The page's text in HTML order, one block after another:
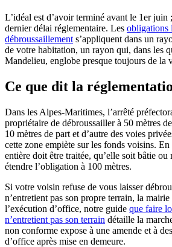
L’idéal est d’avoir terminé avant le 1er
dernier délai réglementaire. Les obligations
débroussaillement s’appliquent dans un
de votre habitation, un rayon qui, dans les
Mandelieu, englobe presque toujours de la
Ce que dit la
Dans les Alpes-Maritimes, l’arrêté
propriétaire de débroussailler à 50 mètres
10 mètres de part et d’autre des voies
cette zone empiète sur les fonds voisins.
entière doit être traitée, qu’elle soit bâtie ou
étendre l’obligation à 100 mètres.
Si votre voisin refuse de vous laisser
n’entretient pas son propre terrain, la
l’exécution d’office, notre guide que faire
n’entretient pas son terrain détaille la
non conforme expose à une amende et à
d’office après mise en demeure.